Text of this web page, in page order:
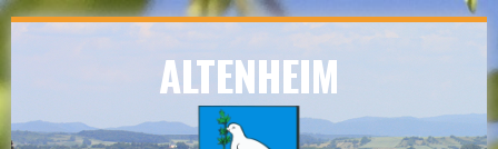
Skip
navigation
Skip
to
ALTENHEIM